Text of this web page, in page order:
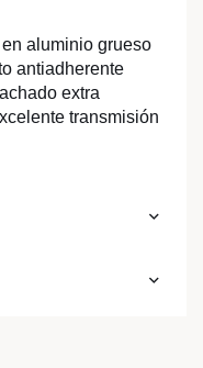
aluminio grueso
antiadherente
extra
transmisión